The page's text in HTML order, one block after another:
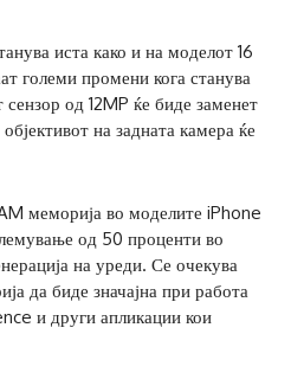
иста како и на моделот 16
големи промени кога станува
од 12MP ќе биде заменет
на задната камера ќе
меморија во моделите iPhone
од 50 проценти во
на уреди. Се очекува
да биде значајна при работа
и други апликации кои